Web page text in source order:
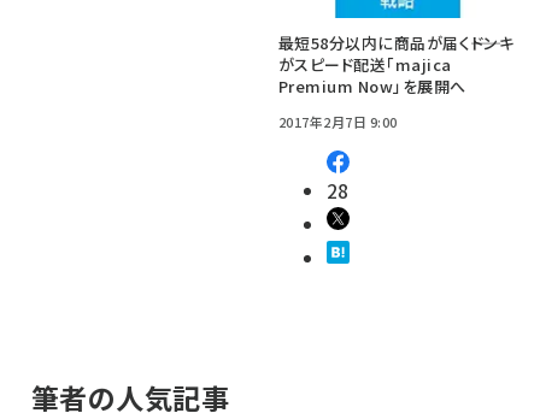
最短58分以内に商品が届く――ドンキ
がスピード配送「majica
Premium Now」を展開へ
2017年2月7日 9:00
28
筆者の人気記事